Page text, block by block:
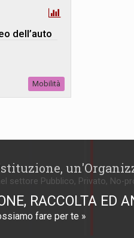
dell’auto
Mobilità
settore Pubblico, Privato, No-
RACCOLTA ED
fare per te »